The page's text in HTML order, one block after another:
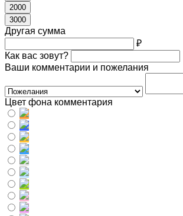
2000
3000
Другая сумма
₽
Как вас зовут?
Ваши комментарии и пожелания
Цвет фона комментария